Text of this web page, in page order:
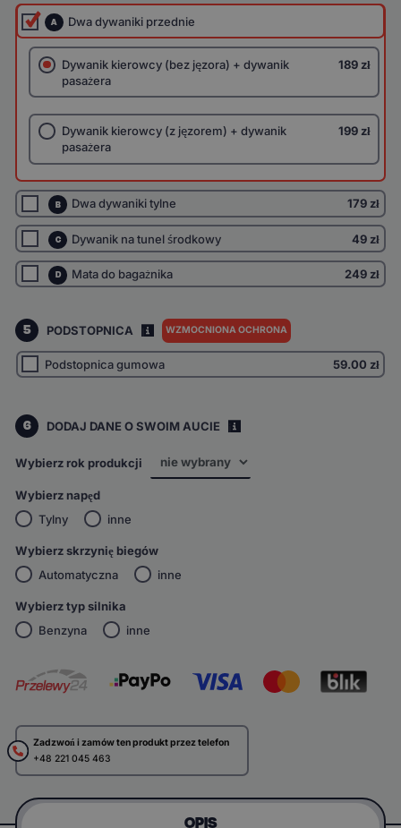
A Dwa dywaniki przednie
Dywanik kierowcy (bez jęzora) + dywanik
pasażera
189 zł
Dywanik kierowcy (z jęzorem) + dywanik
pasażera
199 zł
B Dwa dywaniki tylne 179 zł
C Dywanik na tunel środkowy 49 zł
D Mata do bagażnika 249 zł
5 PODSTOPNICA WZMOCNIONA OCHRONA
Podstopnica gumowa 59.00 zł
6 DODAJ DANE O SWOIM AUCIE
Wybierz rok produkcji
Wybierz napęd
Tylny
inne
Wybierz skrzynię biegów
Automatyczna
inne
Wybierz typ silnika
Benzyna
inne
Zadzwoń i zamów ten produkt przez telefon
+48 221 045 463
OPIS